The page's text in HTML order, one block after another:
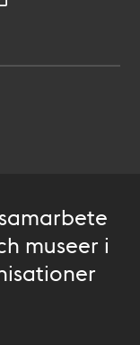
museer i